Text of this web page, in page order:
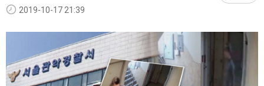
2019-10-17 21:39